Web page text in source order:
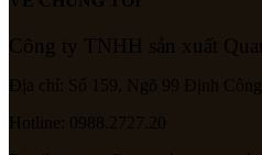
Công ty TNHH sản xuất
Địa chỉ: Số 159, Ngõ 99 Định
Hotline: 0988.2727.20